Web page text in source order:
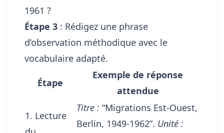
1961 ?
Étape 3 : Rédigez une phrase
d’observation méthodique avec le
vocabulaire adapté.
Étape
Exemple de réponse
attendue
1. Lecture
Titre : “Migrations Est-Ouest,
Berlin, 1949-1962”. Unité :